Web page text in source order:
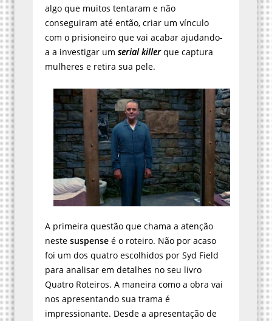
algo que muitos tentaram e não
conseguiram até então, criar um vínculo
com o prisioneiro que vai acabar ajudando-
a a investigar um serial killerque captura
mulheres e retira sua pele.
A primeira questão que chama a atenção
neste suspense é o roteiro. Não por acaso
foi um dos quatro escolhidos por Syd Field
para analisar em detalhes no seu livro
Quatro Roteiros. A maneira como a obra vai
nos apresentando sua trama é
impressionante. Desde a apresentação de